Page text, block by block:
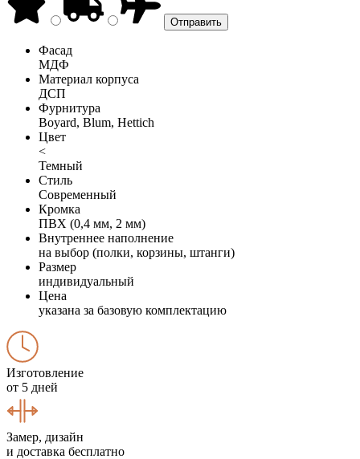
Фасад
МДФ
Материал корпуса
ДСП
Фурнитура
Boyard, Blum, Hettich
Цвет
<
Темный
Стиль
Современный
Кромка
ПВХ (0,4 мм, 2 мм)
Внутреннее наполнение
на выбор (полки, корзины, штанги)
Размер
индивидуальный
Цена
указана за базовую комплектацию
Изготовление
от 5 дней
Замер, дизайн
и доставка бесплатно